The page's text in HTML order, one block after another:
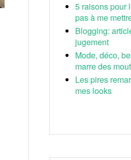
5 raisons pour
pas à me
Blogging:
jugement
Mode, déco,
marre des
Les pires
mes looks